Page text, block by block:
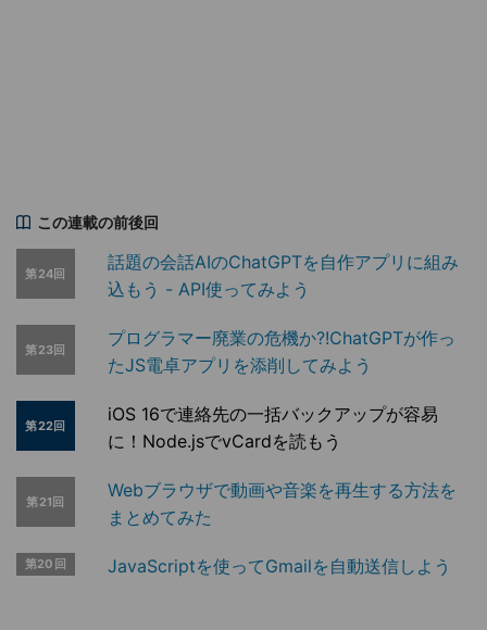
この連載の前後回
第24回
話題の会話AIのChatGPTを自作アプリに組み
込もう - API使ってみよう
第23回
プログラマー廃業の危機か?!ChatGPTが作っ
たJS電卓アプリを添削してみよう
第22回
iOS 16で連絡先の一括バックアップが容易
に！Node.jsでvCardを読もう
第21回
Webブラウザで動画や音楽を再生する方法を
まとめてみた
第20回 JavaScriptを使ってGmailを自動送信しよう